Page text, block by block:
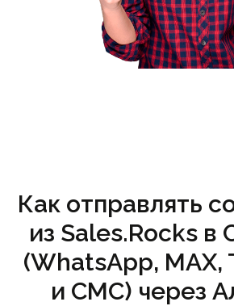
Как отправлять
из Sales.Rocks в
(WhatsApp, MAX,
и СМС) через